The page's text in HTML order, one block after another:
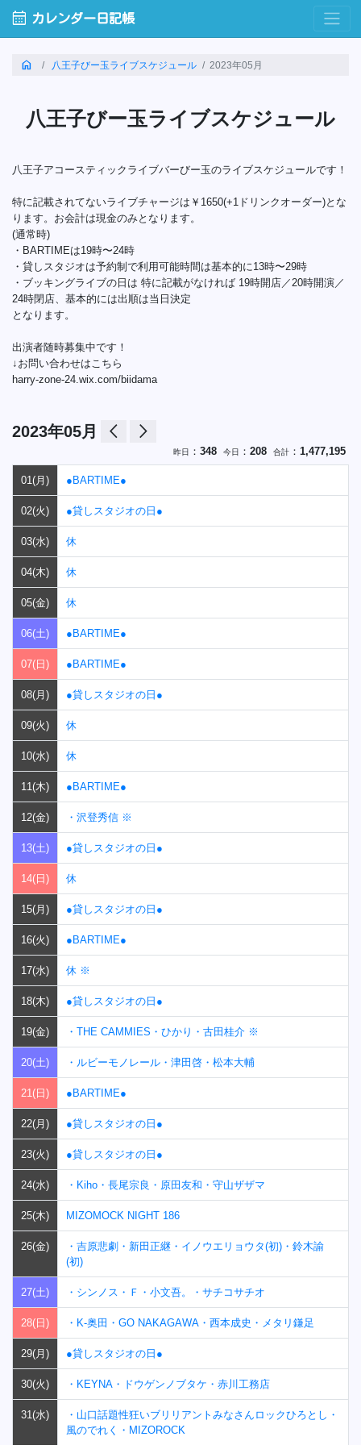
calendar_month カレンダー日記帳
home 八王子びー玉ライブスケジュール 2023年05月
八王子びー玉ライブスケジュール
八王子アコースティックライブバーびー玉のライブスケジュールです！
特に記載されてないライブチャージは￥1650(+1ドリンクオーダー)とな
ります。お会計は現金のみとなります。
(通常時)
・BARTIMEは19時〜24時
・貸しスタジオは予約制で利用可能時間は基本的に13時〜29時
・ブッキングライブの日は 特に記載がなければ 19時開店／20時開演／
24時閉店、基本的には出順は当日決定
となります。
出演者随時募集中です！
↓お問い合わせはこちら
harry-zone-24.wix.com/biidama
2023年05月 arrow_back_ios arrow_forward_ios
昨日 ： 348 今日 ： 208 合計 ： 1,477,195
01(月) ●BARTIME●
02(火) ●貸しスタジオの日●
03(水) 休
04(木) 休
05(金) 休
06(土) ●BARTIME●
07(日) ●BARTIME●
08(月) ●貸しスタジオの日●
09(火) 休
10(水) 休
11(木) ●BARTIME●
12(金) ・沢登秀信 ※
13(土) ●貸しスタジオの日●
14(日) 休
15(月) ●貸しスタジオの日●
16(火) ●BARTIME●
17(水) 休 ※
18(木) ●貸しスタジオの日●
19(金) ・THE CAMMIES・ひかり・古田桂介 ※
20(土) ・ルビーモノレール・津田啓・松本大輔
21(日) ●BARTIME●
22(月) ●貸しスタジオの日●
23(火) ●貸しスタジオの日●
24(水) ・Kiho・長尾宗良・原田友和・守山ザザマ
25(木) MIZOMOCK NIGHT 186
26(金)
・吉原悲劇・新田正継・イノウエリョウタ(初)・鈴木諭
(初)
27(土) ・シンノス・Ｆ・小文吾。・サチコサチオ
28(日) ・K-奥田・GO NAKAGAWA・西本成史・メタリ鎌足
29(月) ●貸しスタジオの日●
30(火) ・KEYNA・ドウゲンノブタケ・赤川工務店
31(水)
・山口話題性狂いブリリアントみなさんロックひろとし・
風のでれく・MIZOROCK